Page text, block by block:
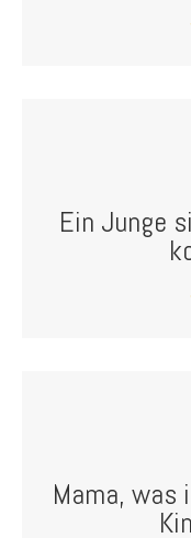
Ein Junge
Mama, was